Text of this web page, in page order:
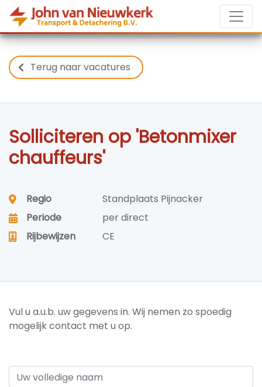
Terug naar vacatures
Solliciteren op 'Betonmixer
chauffeurs'
Regio
Standplaats Pijnacker
Periode
per direct
Rijbewijzen
CE
Vul u a.u.b. uw gegevens in. Wij nemen zo spoedig
mogelijk contact met u op.